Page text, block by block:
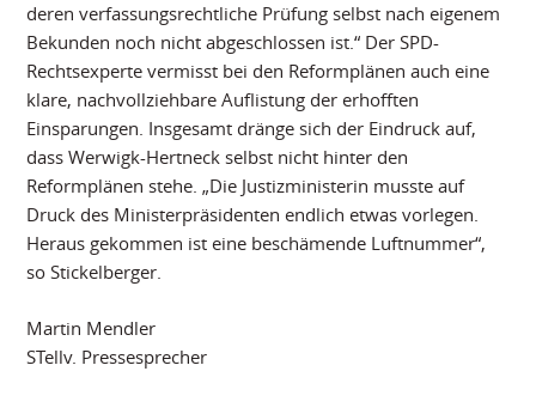
deren verfassungsrechtliche Prüfung selbst nach eigenem
Bekunden noch nicht abgeschlossen ist.“ Der SPD-
Rechtsexperte vermisst bei den Reformplänen auch eine
klare, nachvollziehbare Auflistung der erhofften
Einsparungen. Insgesamt dränge sich der Eindruck auf,
dass Werwigk-Hertneck selbst nicht hinter den
Reformplänen stehe. „Die Justizministerin musste auf
Druck des Ministerpräsidenten endlich etwas vorlegen.
Heraus gekommen ist eine beschämende Luftnummer“,
so Stickelberger.
Martin Mendler
STellv. Pressesprecher